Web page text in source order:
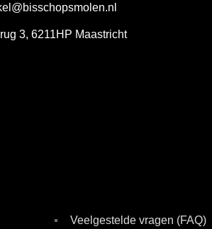
3, 6211HP Maastricht
Veelgestelde vragen (FAQ)